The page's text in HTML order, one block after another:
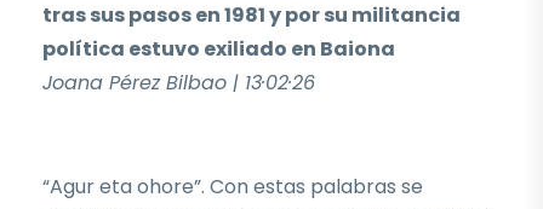
tras sus pasos en 1981 y por su militancia
política estuvo exiliado en Baiona
Joana Pérez Bilbao | 13·02·26
“Agur eta ohore”. Con estas palabras se